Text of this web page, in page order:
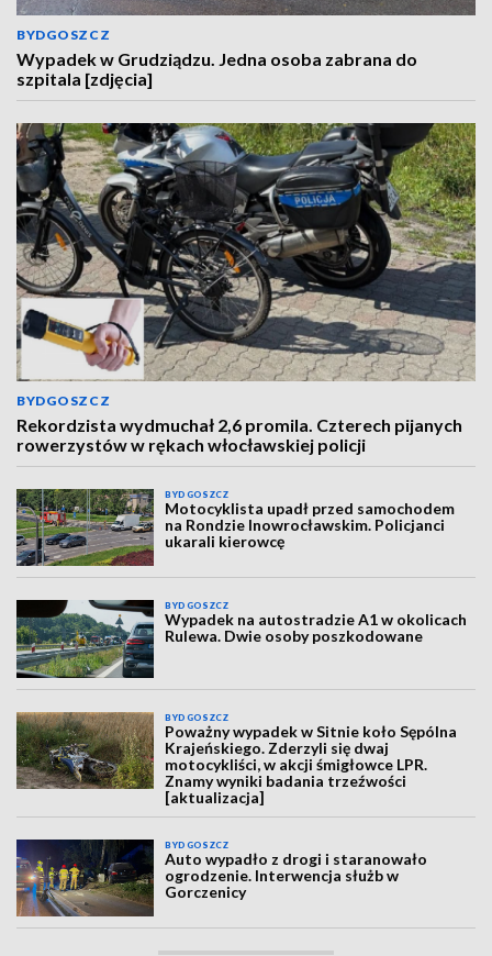
BYDGOSZCZ
Wypadek w Grudziądzu. Jedna osoba zabrana do
szpitala [zdjęcia]
BYDGOSZCZ
Rekordzista wydmuchał 2,6 promila. Czterech pijanych
rowerzystów w rękach włocławskiej policji
BYDGOSZCZ
Motocyklista upadł przed samochodem
na Rondzie Inowrocławskim. Policjanci
ukarali kierowcę
BYDGOSZCZ
Wypadek na autostradzie A1 w okolicach
Rulewa. Dwie osoby poszkodowane
BYDGOSZCZ
Poważny wypadek w Sitnie koło Sępólna
Krajeńskiego. Zderzyli się dwaj
motocykliści, w akcji śmigłowce LPR.
Znamy wyniki badania trzeźwości
[aktualizacja]
BYDGOSZCZ
Auto wypadło z drogi i staranowało
ogrodzenie. Interwencja służb w
Gorczenicy